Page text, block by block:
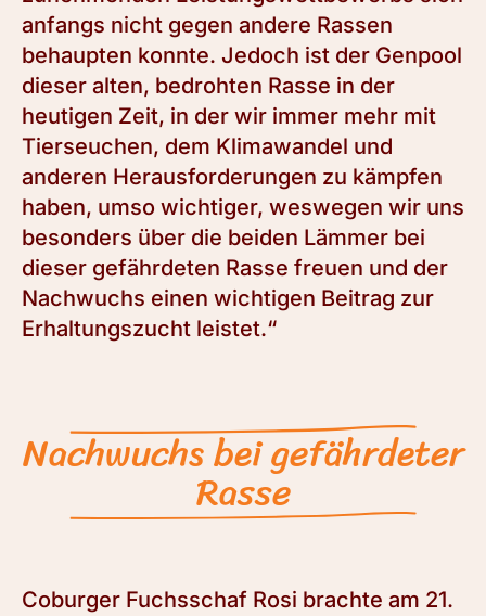
anfangs nicht gegen andere Rassen
behaupten konnte. Jedoch ist der Genpool
dieser alten, bedrohten Rasse in der
heutigen Zeit, in der wir immer mehr mit
Tierseuchen, dem Klimawandel und
anderen Herausforderungen zu kämpfen
haben, umso wichtiger, weswegen wir uns
besonders über die beiden Lämmer bei
dieser gefährdeten Rasse freuen und der
Nachwuchs einen wichtigen Beitrag zur
Erhaltungszucht leistet.“
Nachwuchs bei gefährdeter
Rasse
Coburger Fuchsschaf Rosi brachte am 21.